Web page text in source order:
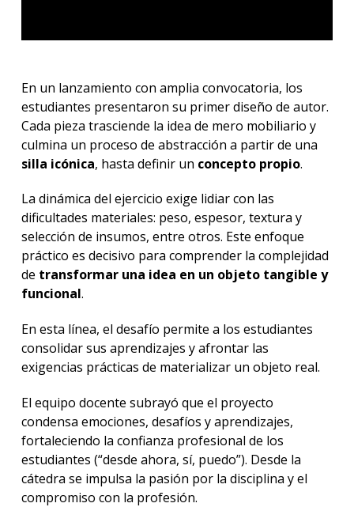
En un lanzamiento con amplia convocatoria, los
estudiantes presentaron su primer diseño de autor.
Cada pieza trasciende la idea de mero mobiliario y
culmina un proceso de abstracción a partir de una
silla icónica, hasta definir un concepto propio.
La dinámica del ejercicio exige lidiar con las
dificultades materiales: peso, espesor, textura y
selección de insumos, entre otros. Este enfoque
práctico es decisivo para comprender la complejidad
de transformar una idea en un objeto tangible y
funcional.
En esta línea, el desafío permite a los estudiantes
consolidar sus aprendizajes y afrontar las
exigencias prácticas de materializar un objeto real.
El equipo docente subrayó que el proyecto
condensa emociones, desafíos y aprendizajes,
fortaleciendo la confianza profesional de los
estudiantes (“desde ahora, sí, puedo”). Desde la
cátedra se impulsa la pasión por la disciplina y el
compromiso con la profesión.